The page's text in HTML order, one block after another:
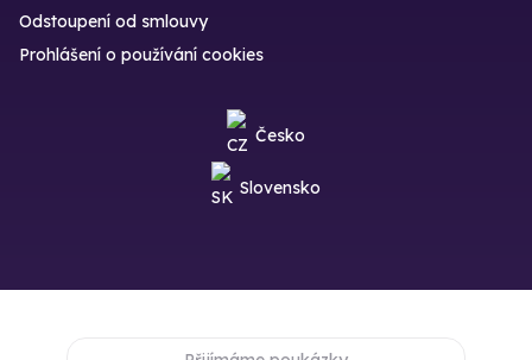
Odstoupení od smlouvy
Prohlášení o používání cookies
Česko
Slovensko